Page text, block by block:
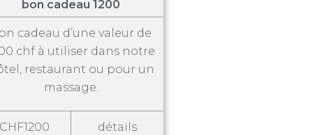
bon cadeau 1200
cadeau d’une valeur de
chf à utiliser dans notre
restaurant ou pour un
massage.
CHF1200 détails